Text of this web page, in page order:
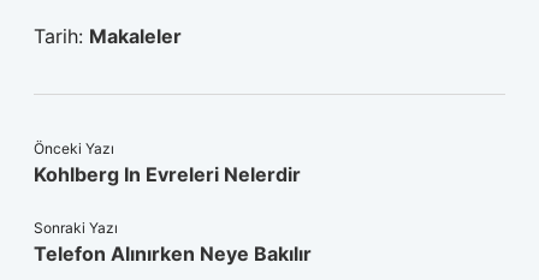
Tarih: Makaleler
Önceki Yazı
Kohlberg In Evreleri Nelerdir
Sonraki Yazı
Telefon Alınırken Neye Bakılır